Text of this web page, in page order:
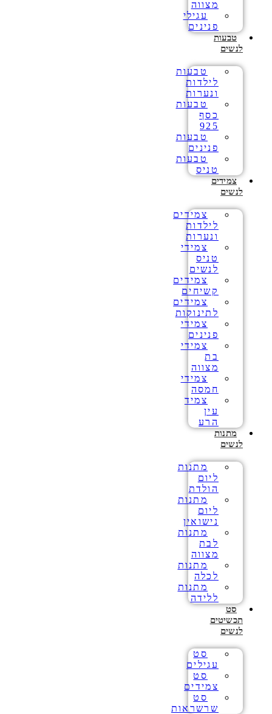
מצווה
עגילי
פנינים
טבעות
לנשים
טבעות
לילדות
ונערות
טבעות
כסף
925
טבעות
פנינים
טבעות
טניס
צמידים
לנשים
צמידים
לילדות
ונערות
צמידי
טניס
לנשים
צמידים
קשיחים
צמידים
לתינוקות
צמידי
פנינים
צמידי
בת
מצווה
צמידי
חמסה
צמיד
עין
הרע
מתנות
לנשים
מתנות
ליום
הולדת
מתנות
ליום
נישואין
מתנות
לבת
מצווה
מתנות
לכלה
מתנות
ללידה
סט
תכשיטים
לנשים
סט
עגילים
סט
צמידים
סט
שרשראות